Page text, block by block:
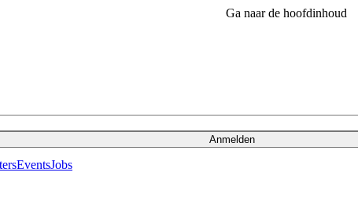
Ga naar de hoofdinhoud
Anmelden
EventsJobs